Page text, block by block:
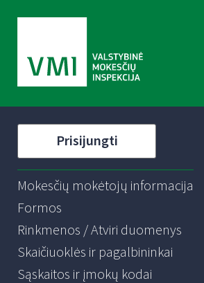
Prisijungti
Mokesčių mokėtojų informacija
Formos
Rinkmenos / Atviri duomenys
Skaičiuoklės ir pagalbininkai
Sąskaitos ir įmokų kodai